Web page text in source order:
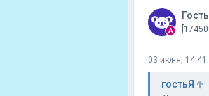
Гость
03 июня, 14:41
гостьЯ